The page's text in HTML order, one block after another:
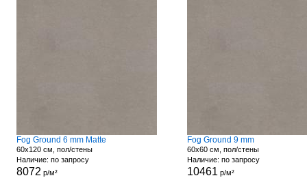
Fog Ground 6 mm Matte
60x120 см, пол/стены
Наличие: по запросу
8072 р/м²
Fog Ground 9 mm
60x60 см, пол/стены
Наличие: по запросу
10461 р/м²